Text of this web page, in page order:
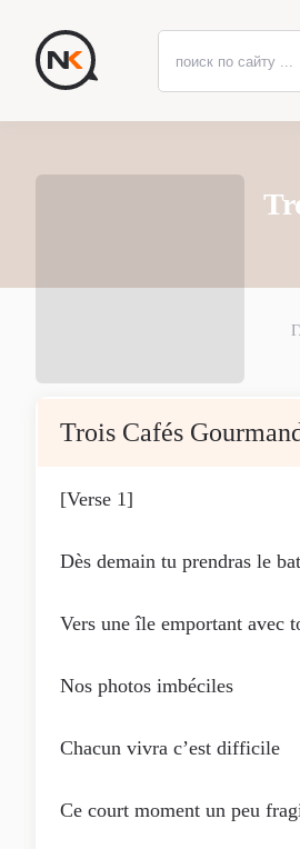
Trois Cafés
[Verse 1]
Dès demain tu prendras le
Vers une île emportant avec
Nos photos imbéciles
Chacun vivra c’est difficile
Ce court moment un peu